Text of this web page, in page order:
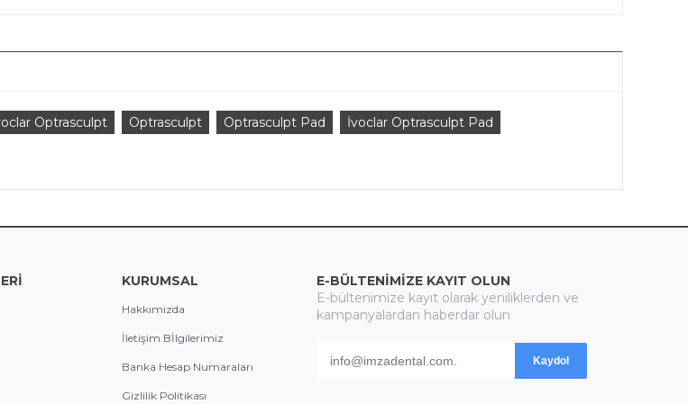
Optrasculpt Optrasculpt Optrasculpt Pad İvoclar Optrasculpt Pad
KURUMSAL
Hakkımızda
İletişim Bİlgilerimiz
Banka Hesap Numaraları
Gizlilik Politikası
E-BÜLTENİMİZE KAYIT OLUN
E-bültenimize kayıt olarak yeniliklerden ve
kampanyalardan haberdar olun
Kaydol